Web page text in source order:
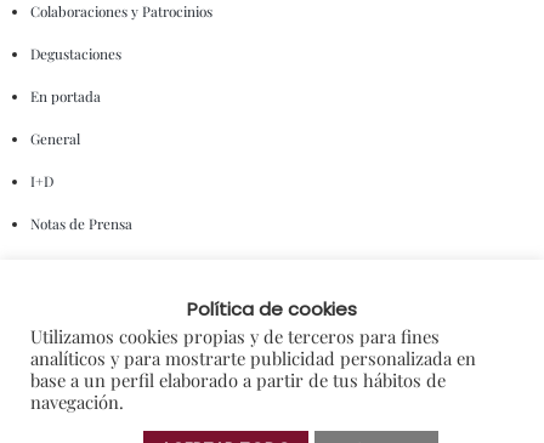
Colaboraciones y Patrocinios
Degustaciones
En portada
General
I+D
Notas de Prensa
NUBE DE ETIQUETAS
Política de cookies
Utilizamos cookies propias y de terceros para fines
analíticos y para mostrarte publicidad personalizada en
base a un perfil elaborado a partir de tus hábitos de
navegación.